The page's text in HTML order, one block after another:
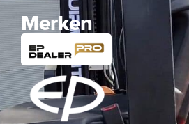
Merken